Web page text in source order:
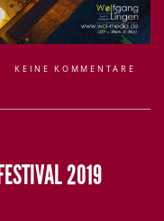
KEINE KOMMENTARE
2019